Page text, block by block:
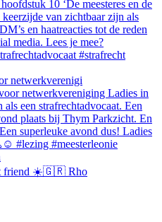
netwerkverenigi
friend ☀️🇬🇷 Rho